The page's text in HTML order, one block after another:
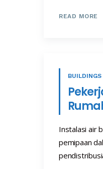
READ MORE
BUILDINGS
Instalasi air
pemipaan